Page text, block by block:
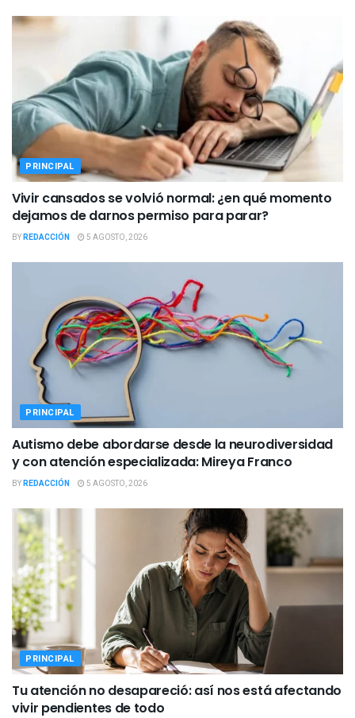
PRINCIPAL
Vivir cansados se volvió normal: ¿en qué momento
dejamos de darnos permiso para parar?
BYREDACCIÓN 5 AGOSTO, 2026
PRINCIPAL
Autismo debe abordarse desde la neurodiversidad
y con atención especializada: Mireya Franco
BYREDACCIÓN 5 AGOSTO, 2026
PRINCIPAL
Tu atención no desapareció: así nos está afectando
vivir pendientes de todo